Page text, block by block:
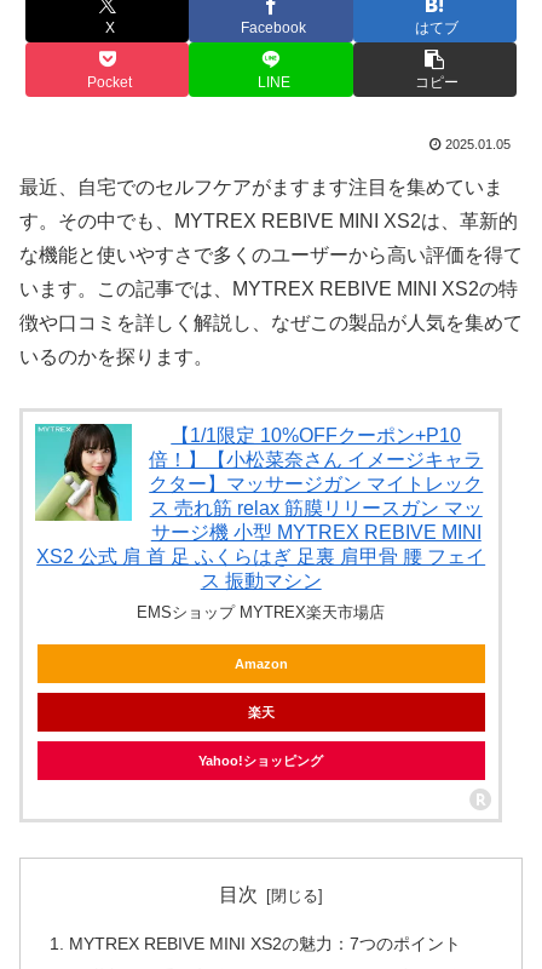
X Facebook はてブ
Pocket LINE コピー
2025.01.05
最近、自宅でのセルフケアがますます注目を集めていま
す。その中でも、MYTREX REBIVE MINI XS2は、革新的
な機能と使いやすさで多くのユーザーから高い評価を得て
います。この記事では、MYTREX REBIVE MINI XS2の特
徴や口コミを詳しく解説し、なぜこの製品が人気を集めて
いるのかを探ります。
【1/1限定 10%OFFクーポン+P10
倍！】【小松菜奈さん イメージキャラ
クター】マッサージガン マイトレック
ス 売れ筋 relax 筋膜リリースガン マッ
サージ機 小型 MYTREX REBIVE MINI
XS2 公式 肩 首 足 ふくらはぎ 足裏 肩甲骨 腰 フェイ
ス 振動マシン
EMSショップ MYTREX楽天市場店
Amazon
楽天
Yahoo!ショッピング
目次
MYTREX REBIVE MINI XS2の魅力：7つのポイント